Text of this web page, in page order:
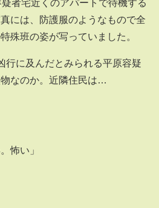
者宅近くのアパートで待機する
には、防護服のようなもので全
殊班の姿が写っていました。
行に及んだとみられる平原容疑
なのか。近隣住民は…
怖い」